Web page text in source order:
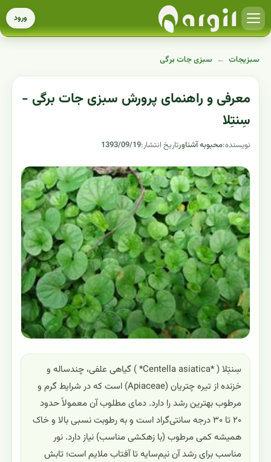
ورود
سبزیجات ← سبزی جات برگی
معرفی و راهنمای پرورش سبزی جات برگی -
سِنتِلا
نویسنده:محبوبه آشناورتاریخ انتشار:1393/09/19
سِنتِلا ( *Centella asiatica* ) گیاهی علفی، چندساله و
خزنده از تیره چتریان (Apiaceae) است که در شرایط گرم و
مرطوب بهترین رشد را دارد. دمای مطلوب آن معمولاً حدود
۲۰ تا ۳۰ درجه سانتی‌گراد است و به رطوبت نسبی بالا و خاک
همیشه کمی مرطوب (با زهکشی مناسب) نیاز دارد. نور
مناسب برای رشد آن نیم‌سایه تا آفتاب ملایم است؛ تابش